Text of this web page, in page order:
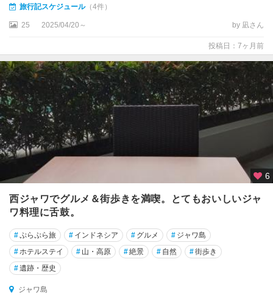
旅行記スケジュール（4件）
25 2025/04/20～ by 凪さん
投稿日：7ヶ月前
6
西ジャワでグルメ＆街歩きを満喫。とてもおいしいジャ
ワ料理に舌鼓。
#ぷらぷら旅 # インドネシア # グルメ # ジャワ島
#ホテルステイ # 山・高原 #絶景 # 自然 #街歩き
#遺跡・歴史
ジャワ島